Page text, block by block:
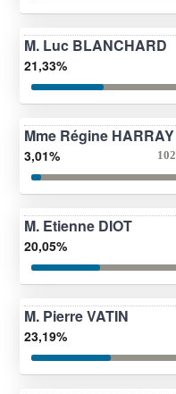
M. Luc BLANCHARD
21,33%
Mme Régine
3,01%
M. Etienne DIOT
20,05%
M. Pierre VATIN
23,19%